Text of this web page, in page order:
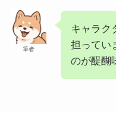
筆者
キャラク
担ってい
のが醍醐